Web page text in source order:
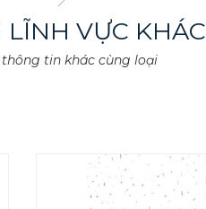
LĨNH VỰC KHÁC
tin khác cùng loại